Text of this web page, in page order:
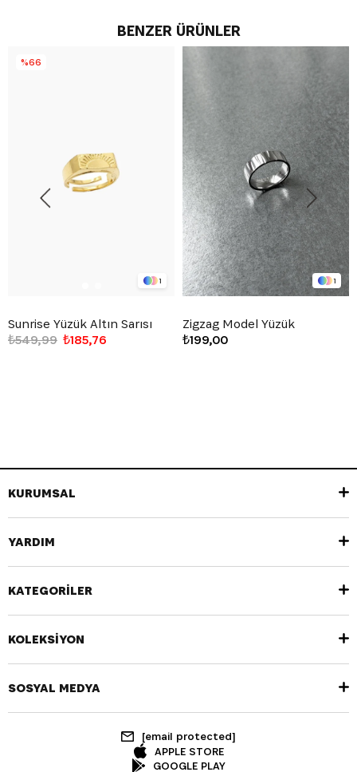
BENZER ÜRÜNLER
1
Sunrise Yüzük Altın Sarısı
₺185,76
₺549,99
%66
1
Zigzag Model Yüzük
₺199,00
KURUMSAL
YARDIM
KATEGORİLER
KOLEKSİYON
SOSYAL MEDYA
[email protected]
APPLE STORE
GOOGLE PLAY